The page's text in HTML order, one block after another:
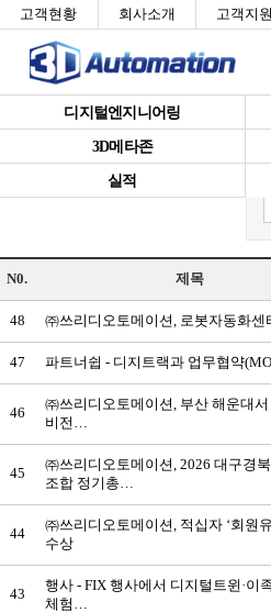
고객현황 회사소개 고객지원
디지털엔지니어링
3D메타존
실적
N0. 제목
48 ㈜쓰리디오토메이션, 로봇자동화센
47 파트너쉽 - 디지트랙과 업무협약
46
㈜쓰리디오토메이션, 부산 해운대서
비전…
45
㈜쓰리디오토메이션, 2026 대구경
조합 정기총…
44
㈜쓰리디오토메이션, 적십자 ‘회원
수상
43
행사 - FIX 행사에서 디지털트윈·이
체험…